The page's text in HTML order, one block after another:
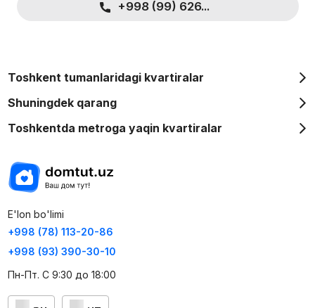
kam narx 653 634 960 so'mga teng.
Batafsil ma'lumot olish yoki tafsilotlarni aniqlashtirish uchun
ishlab chiquvchi bilan bog'lanish kerak.
+998 (99) 626...
Toshkent tumanlaridagi kvartiralar
Shuningdek qarang
Toshkentda metroga yaqin kvartiralar
E'lon bo'limi
+998 (78) 113-20-86
+998 (93) 390-30-10
Пн-Пт. С 9:30 до 18:00